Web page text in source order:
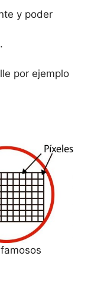
y poder
.
por ejemplo